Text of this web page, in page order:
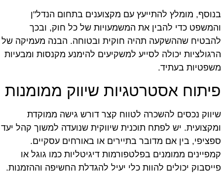
מומלץ להתייעץ עם מקצוענים בתחום הנדל"ן
כדי להבין את המשמעויות של כל חוק, ובכך
שההשקעה תהיה חוקית ובטוחה. הבנה מעמיקה של
יכולה לסייע למשקיעים להימנע מקנסות ומבעיות
בעתיד.
אסטרטגיות שיווק ממומנות
נכסים להשכרה לטווח קצר דורש גישה ממוקדת
יש לפתח תוכנית שיווקית שנועדה למשוך קהל יעד
בין אם מדובר בתיירים או באורחים עסקיים.
ממומנים בפלטפורמות דיגיטליות כמו גוגל או
יכולים להוות כלי יעיל להגדלת החשיפה וההזמנות.